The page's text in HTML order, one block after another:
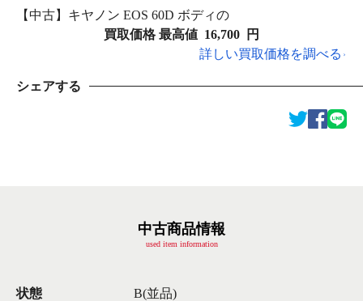
【中古】キヤノン EOS 60D ボディの
買取価格 最高値 16,700
円
詳しい買取価格を調べる
シェアする
中古商品情報
used item information
状態 B(並品)